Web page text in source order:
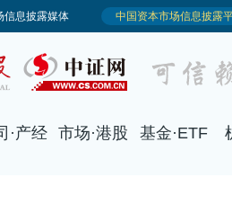
·产经 市场·港股 基金·ETF